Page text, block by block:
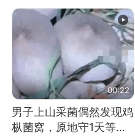
00:22
男子上山采菌偶然发现鸡
枞菌窝，原地守1天等它